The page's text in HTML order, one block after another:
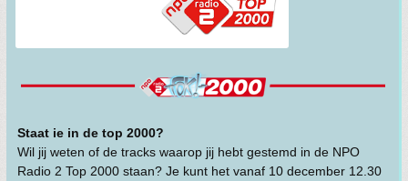
Staat ie in de top 2000?
Wil jij weten of de tracks waarop jij hebt gestemd in de NPO
Radio 2 Top 2000 staan? Je kunt het vanaf 10 december 12.30